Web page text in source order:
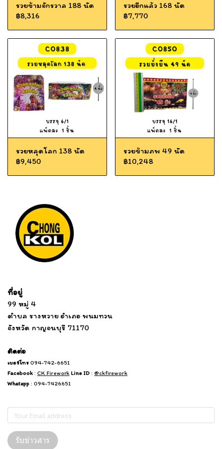
รวยข้ามจักรวาล 188 นัด
฿8,316
รวยอีกแล้ว 168 นัด
฿7,770
รวยหลุดโลก 138 นัด
฿9,450
รวยข้ามภพ 49 นัด
฿10,248
ที่อยู่
99 หมู่ 4
ตำบล รางหวาย อำเภอ พนมทวน
จังหวัด กาญจนบุรี 71170
ติดต่อ
เบอร์โทร 094-742-6651
Facebook: CK Firework Line ID : @ckfirework
Whatapp : 094-7426651
รับข่าวสาร